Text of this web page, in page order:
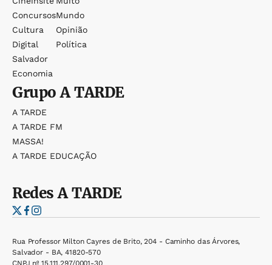
Concursos
Cultura
Digital
Salvador
Economia
Mundo
Opinião
Política
GrupoA TARDE
A TARDE
A TARDE FM
MASSA!
A TARDE EDUCAÇÃO
RedesA TARDE
Rua Professor Milton Cayres de Brito, 204 - Caminho das Árvores,
Salvador - BA, 41820-570
CNPJ nº 15.111.297/0001-30